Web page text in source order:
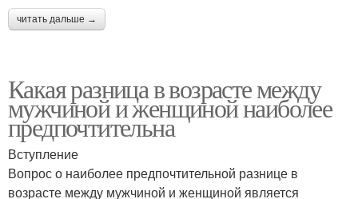
читать дальше →
Какая разница в возрасте между
мужчиной и женщиной наиболее
предпочтительна
Вступление
Вопрос о наиболее предпочтительной разнице в
возрасте между мужчиной и женщиной является